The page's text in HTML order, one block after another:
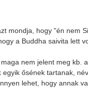
mondja, hogy "én nem
a Buddha saivita lett
nem jelent meg kb.
ősének tartanak,
lehet, hogy annak